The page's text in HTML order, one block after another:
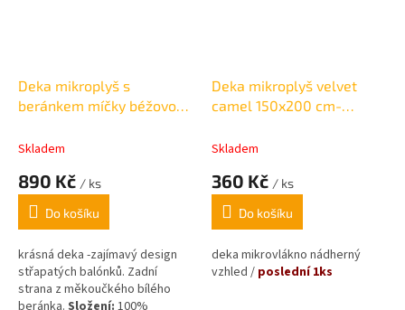
Deka mikroplyš s
beránkem míčky béžovo-
Skladem
890 Kč / ks
Do košíku
krásná deka -zajímavý design
střapatých balónků. Zadní
strana z měkoučkého bílého
Deka mikroplyš velvet
camel 150x200 cm-
Skladem
360 Kč / ks
Do košíku
deka mikrovlákno nádherný
vzhled / poslední 1ks